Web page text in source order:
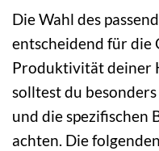
Die Wahl des
entscheidend für die
Produktivität deiner
solltest du
und die spezifischen
achten. Die